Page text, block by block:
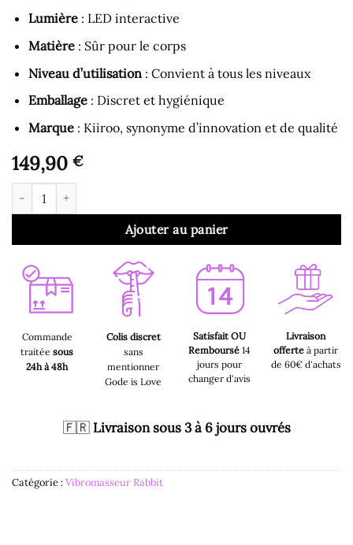
Lumière: LED interactive
Matière: Sûr pour le corps
Niveau d’utilisation: Convient à tous les niveaux
Emballage: Discret et hygiénique
Marque: Kiiroo, synonyme d’innovation et de qualité
149,90 €
quantité de Vibromasseur Rabbit - Vibromasseur interactif
Ajouter au panier
Commande
traitée sous
24h à 48h
Colis discret
sans
mentionner
Gode is Love
Satisfait OU
Remboursé14
jours pour
changer d'avis
Livraison
offerte à partir
de 60€ d'achats
🇫🇷 Livraison sous 3 à 6 jours ouvrés
Catégorie :Vibromasseur Rabbit